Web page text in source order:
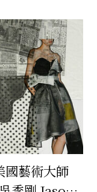
國藝術大師